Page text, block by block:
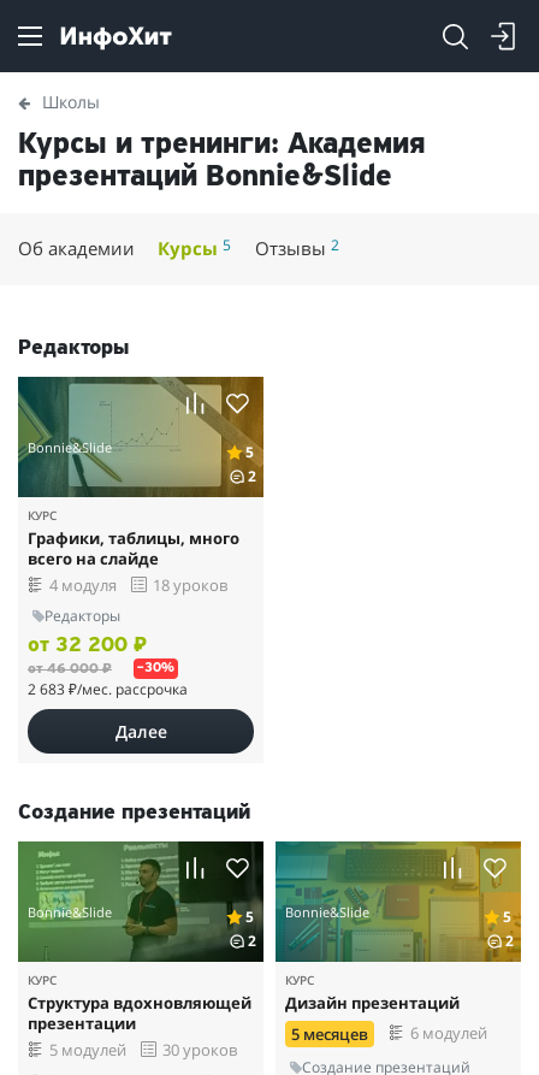
Школы
Курсы и тренинги: Академия
презентаций Bonnie&Slide
Об академии Курсы5 Отзывы 2
Редакторы
Bonnie&Slide
5
2
КУРС
Графики, таблицы, много
всего на слайде
4 модуля
18 уроков
Редакторы
от 32 200 ₽
от 46 000 ₽ –30%
2 683 ₽/мес. рассрочка
Далее
Создание презентаций
Bonnie&Slide
5
2
КУРС
Структура вдохновляющей
презентации
5 модулей
30 уроков
Bonnie&Slide
5
2
КУРС
Дизайн презентаций
5 месяцев
6 модулей
Создание презентаций